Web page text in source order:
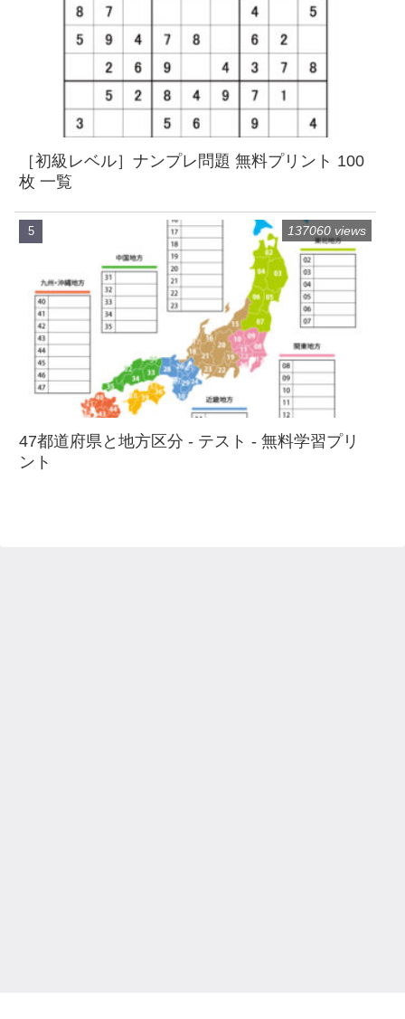
［初級レベル］ナンプレ問題 無料プリント 100
枚 一覧
47都道府県と地方区分 - テスト - 無料学習プリ
ント
137060 views